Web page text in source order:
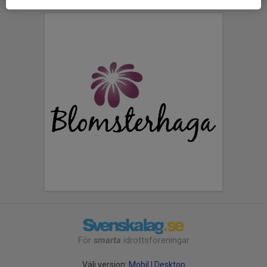
För smarta idrottsföreningar
Välj version: Mobil Desktop